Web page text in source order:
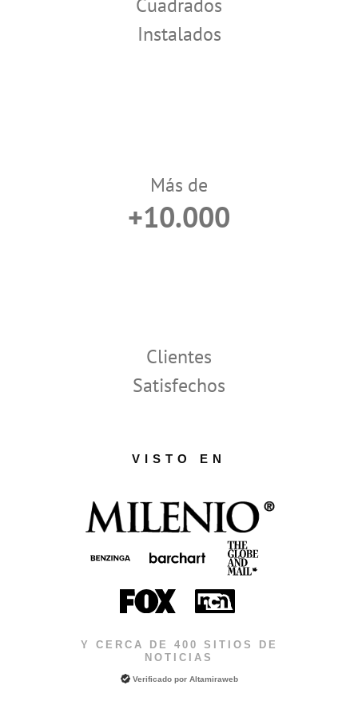
Cuadrados
Instalados
Más de
+10.000
Clientes
Satisfechos
VISTO EN
Y CERCA DE 400 SITIOS DE
NOTICIAS
Verificado por Altamiraweb